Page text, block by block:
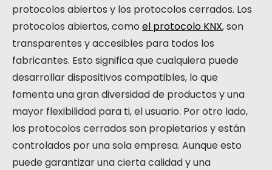
protocolos abiertos y los protocolos cerrados. Los
protocolos abiertos, como el protocolo KNX, son
transparentes y accesibles para todos los
fabricantes. Esto significa que cualquiera puede
desarrollar dispositivos compatibles, lo que
fomenta una gran diversidad de productos y una
mayor flexibilidad para ti, el usuario. Por otro lado,
los protocolos cerrados son propietarios y están
controlados por una sola empresa. Aunque esto
puede garantizar una cierta calidad y una